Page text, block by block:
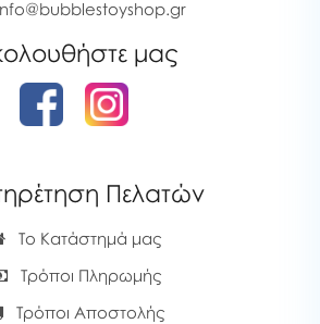
μας
Πελατών
Το Κατάστημά μας
Τρόποι Πληρωμής
Τρόποι Αποστολής